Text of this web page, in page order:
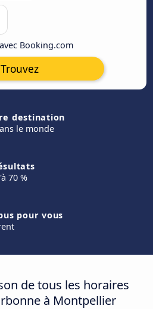
Booking.com
Trouvez
destination
le monde
70 %
pour vous
de tous les horaires
à Montpellier